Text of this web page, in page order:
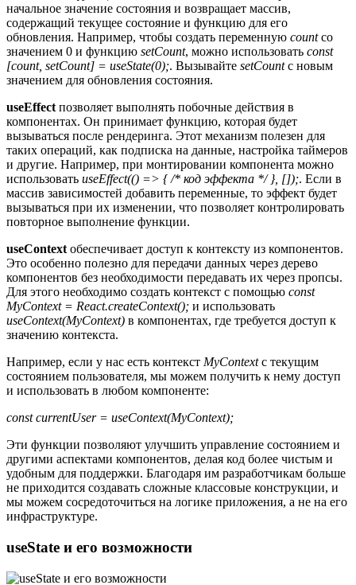
начальное значение состояния и возвращает массив,
содержащий текущее состояние и функцию для его
обновления. Например, чтобы создать переменную countсо
значением 0 и функцию setCount, можно использовать const
[count, setCount] = useState(0);. Вызывайте setCountс новым
значением для обновления состояния.
useEffect позволяет выполнять побочные действия в
компонентах. Он принимает функцию, которая будет
вызываться после рендеринга. Этот механизм полезен для
таких операций, как подписка на данные, настройка таймеров
и другие. Например, при монтировании компонента можно
использовать useEffect(() => { /* код эффекта */ }, []);. Если в
массив зависимостей добавить переменные, то эффект будет
вызываться при их изменении, что позволяет контролировать
повторное выполнение функции.
useContext обеспечивает доступ к контексту из компонентов.
Это особенно полезно для передачи данных через дерево
компонентов без необходимости передавать их через пропсы.
Для этого необходимо создать контекст с помощью const
MyContext = React.createContext(); и использовать
useContext(MyContext) в компонентах, где требуется доступ к
значению контекста.
Например, если у нас есть контекст MyContextс текущим
состоянием пользователя, мы можем получить к нему доступ
и использовать в любом компоненте:
const currentUser = useContext(MyContext);
Эти функции позволяют улучшить управление состоянием и
другими аспектами компонентов, делая код более чистым и
удобным для поддержки. Благодаря им разработчикам больше
не приходится создавать сложные классовые конструкции, и
мы можем сосредоточиться на логике приложения, а не на его
инфраструктуре.
useState и его возможности